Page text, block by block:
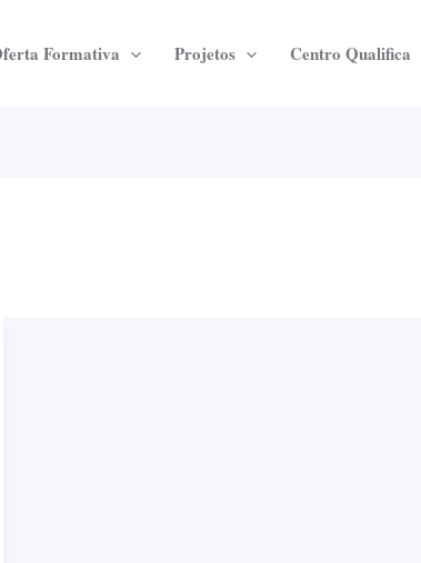
Formativa Projetos Centro Qualifica